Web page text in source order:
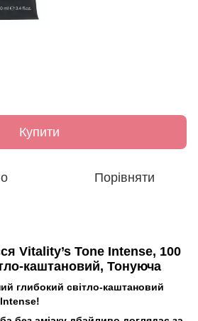
Купити
Порівняти
Vitality’s Tone Intense, 100
каштановий, Тонуюча
глибокий світло-каштановий